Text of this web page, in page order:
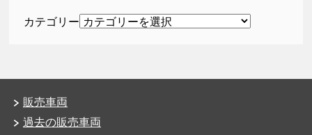
カテゴリー
販売車両
過去の販売車両